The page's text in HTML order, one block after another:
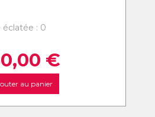
éclatée : 0
€
au panier